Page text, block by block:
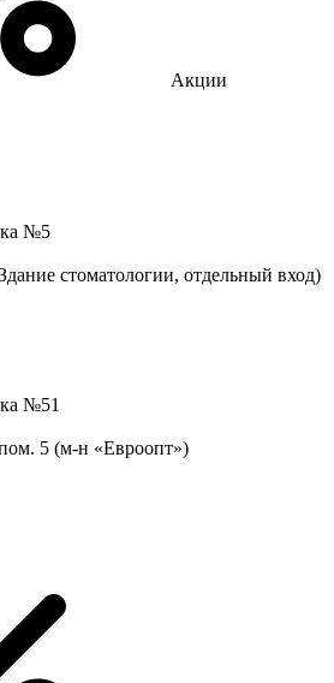
Акции
№5
стоматологии, отдельный вход)
№51
5 (м-н «Евроопт»)